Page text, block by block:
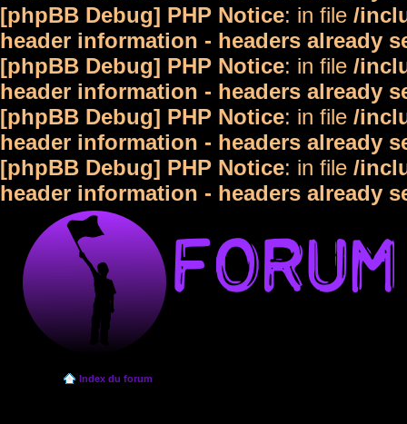
[phpBB Debug] PHP Notice: in file /
header information - headers already
[phpBB Debug] PHP Notice: in file /
header information - headers already
[phpBB Debug] PHP Notice: in file /
header information - headers already
[phpBB Debug] PHP Notice: in file /
header information - headers already
Index du forum